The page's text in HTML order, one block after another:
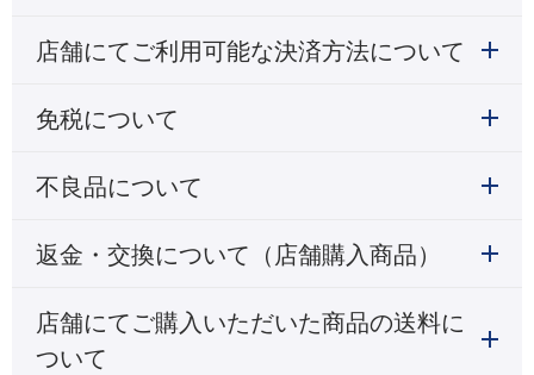
店舗にてご利用可能な決済方法について
免税について
不良品について
返金・交換について（店舗購入商品）
店舗にてご購入いただいた商品の送料に
ついて